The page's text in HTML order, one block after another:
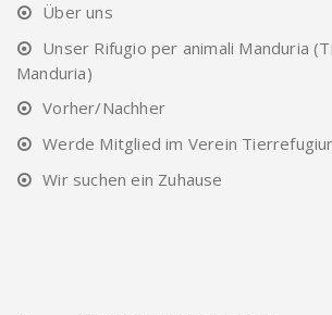
Über uns
Unser Rifugio per animali Manduria
Manduria)
Vorher/Nachher
Werde Mitglied im Verein
Wir suchen ein Zuhause